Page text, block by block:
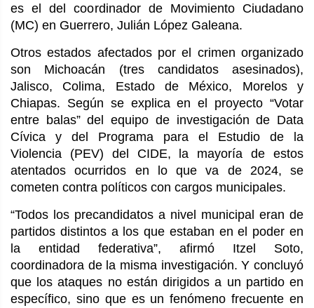
es el del coordinador de Movimiento Ciudadano
(MC) en Guerrero, Julián López Galeana.
Otros estados afectados por el crimen organizado
son Michoacán (tres candidatos asesinados),
Jalisco, Colima, Estado de México, Morelos y
Chiapas. Según se explica en el proyecto “Votar
entre balas” del equipo de investigación de Data
Cívica y del Programa para el Estudio de la
Violencia (PEV) del CIDE, la mayoría de estos
atentados ocurridos en lo que va de 2024, se
cometen contra políticos con cargos municipales.
“Todos los precandidatos a nivel municipal eran de
partidos distintos a los que estaban en el poder en
la entidad federativa”, afirmó Itzel Soto,
coordinadora de la misma investigación. Y concluyó
que los ataques no están dirigidos a un partido en
específico, sino que es un fenómeno frecuente en